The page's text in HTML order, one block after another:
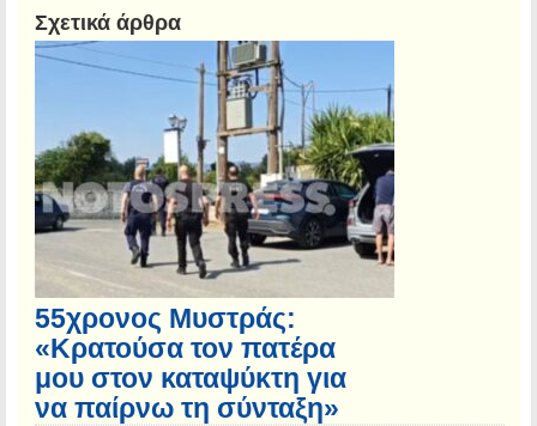
Σχετικά άρθρα
55χρονος Μυστράς:
«Κρατούσα τον πατέρα
μου στον καταψύκτη για
να παίρνω τη σύνταξη»